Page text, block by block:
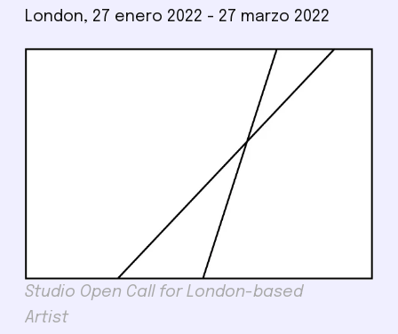
London, 27 enero 2022 - 27 marzo 2022
Studio Open Call for London-based
Artist